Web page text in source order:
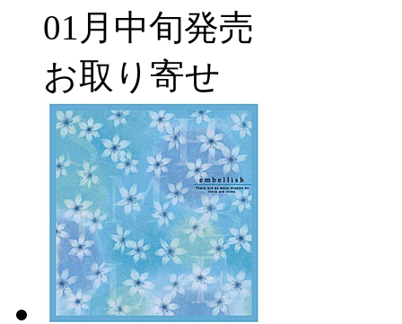
01月中旬発売
お取り寄せ